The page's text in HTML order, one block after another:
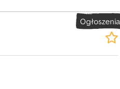
Ogłoszenia